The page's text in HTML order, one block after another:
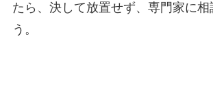
たら、決して放置せず、専門家に相
う。